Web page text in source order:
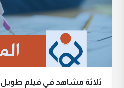
ثلاثة مشاهد في فيلم طويل